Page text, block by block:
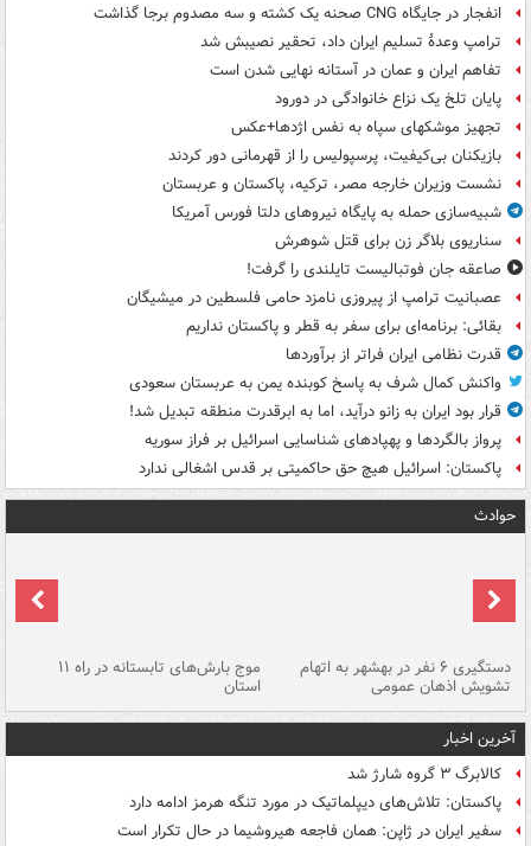
انفجار در جایگاه CNG صحنه یک کشته و سه مصدوم برجا گذاشت
ترامپ وعدۀ تسلیم ایران داد، تحقیر نصیبش شد
تفاهم ایران و عمان در آستانه نهایی شدن است
پایان تلخ یک نزاع خانوادگی در دورود
تجهیز موشکهای سپاه به نفس اژدها+عکس
بازیکنان بی‌کیفیت، پرسپولیس را از قهرمانی دور کردند
نشست وزیران خارجه مصر، ترکیه، پاکستان و عربستان
شبیه‌سازی حمله به پایگاه نیروهای دلتا فورس آمریکا
سناریوی بلاگر زن برای قتل شوهرش
صاعقه جان فوتبالیست تایلندی را گرفت!
عصبانیت ترامپ از پیروزی نامزد حامی فلسطین در میشیگان
بقائی: برنامه‌ای برای سفر به قطر و پاکستان نداریم
قدرت نظامی ایران فراتر از برآوردها
واکنش کمال شرف به پاسخ کوبنده یمن به عربستان سعودی
قرار بود ایران به زانو درآید، اما به ابرقدرت منطقه تبدیل شد!
پرواز بالگردها و پهپادهای شناسایی اسرائیل بر فراز سوریه
پاکستان: اسرائیل هیچ حق حاکمیتی بر قدس اشغالی ندارد
حوادث
دستگیری ۶ نفر در بهشهر به اتهام
تشویش اذهان عمومی
موج بارش‌های تابستانه در راه ۱۱
استان
آخرین اخبار
کالابرگ ۳ گروه شارژ شد
پاکستان: تلاش‌های دیپلماتیک در مورد تنگه هرمز ادامه دارد
سفیر ایران در ژاپن: همان فاجعه هیروشیما در حال تکرار است